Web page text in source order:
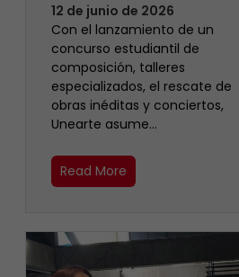
12 de junio de 2026
​Con el lanzamiento de un
concurso estudiantil de
composición, talleres
especializados, el rescate de
obras inéditas y conciertos,
Unearte asume…
Read More